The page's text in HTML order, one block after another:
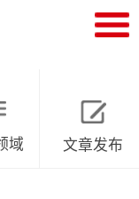
域 文章发布